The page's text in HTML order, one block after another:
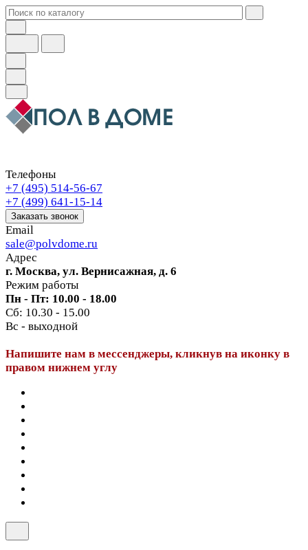
Телефоны
+7 (495) 514-56-67
+7 (499) 641-15-14
Заказать звонок
Email
sale@polvdome.ru
Адрес
г. Москва, ул. Вернисажная, д. 6
Режим работы
Пн - Пт: 10.00 - 18.00
Сб: 10.30 - 15.00
Вс - выходной
Напишите нам в мессенджеры, кликнув на иконку в
правом нижнем углу